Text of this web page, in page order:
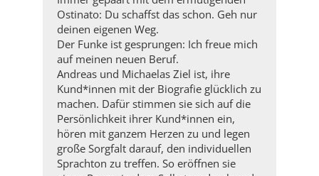
Ostinato: Du schaffst das schon. Geh nur
deinen eigenen Weg.
Der Funke ist gesprungen: Ich freue mich
auf meinen neuen Beruf.
Andreas und Michaelas Ziel ist, ihre
Kund*innen mit der Biografie glücklich zu
machen. Dafür stimmen sie sich auf die
Persönlichkeit ihrer Kund*innen ein,
hören mit ganzem Herzen zu und legen
große Sorgfalt darauf, den individuellen
Sprachton zu treffen. So eröffnen sie